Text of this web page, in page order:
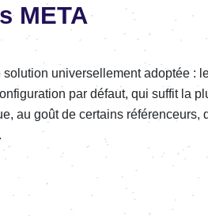
META
univer­­sel­­le­­ment adop­­tée :
par défaut, qui suffit la
au goût de certains réfé­­ren­­ceurs,